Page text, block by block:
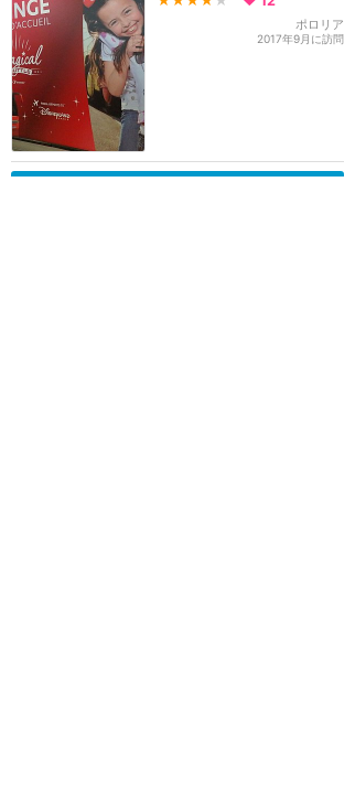
ポロリア
2017年9月に訪問